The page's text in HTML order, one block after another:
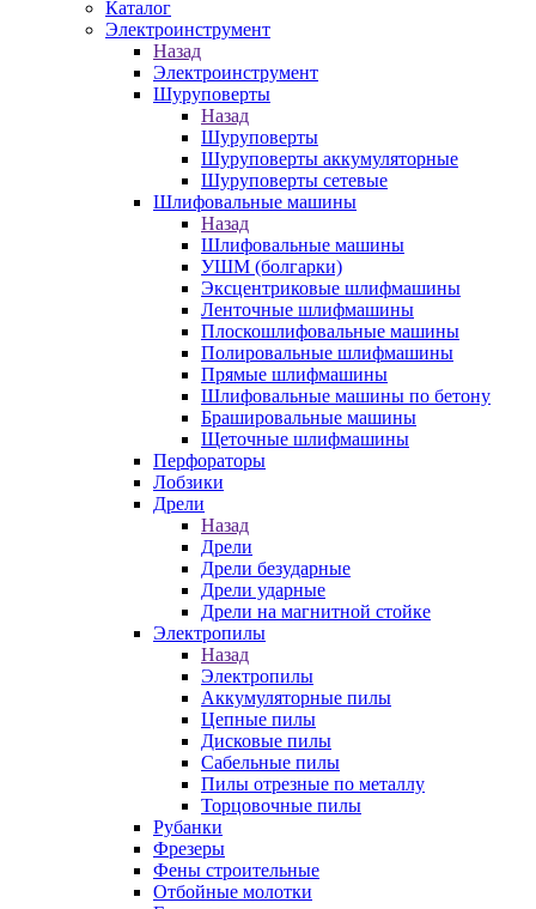
Каталог
Электроинструмент
Назад
Электроинструмент
Шуруповерты
Назад
Шуруповерты
Шуруповерты аккумуляторные
Шуруповерты сетевые
Шлифовальные машины
Назад
Шлифовальные машины
УШМ (болгарки)
Эксцентриковые шлифмашины
Ленточные шлифмашины
Плоскошлифовальные машины
Полировальные шлифмашины
Прямые шлифмашины
Шлифовальные машины по бетону
Брашировальные машины
Щеточные шлифмашины
Перфораторы
Лобзики
Дрели
Назад
Дрели
Дрели безударные
Дрели ударные
Дрели на магнитной стойке
Электропилы
Назад
Электропилы
Аккумуляторные пилы
Цепные пилы
Дисковые пилы
Сабельные пилы
Пилы отрезные по металлу
Торцовочные пилы
Рубанки
Фрезеры
Фены строительные
Отбойные молотки